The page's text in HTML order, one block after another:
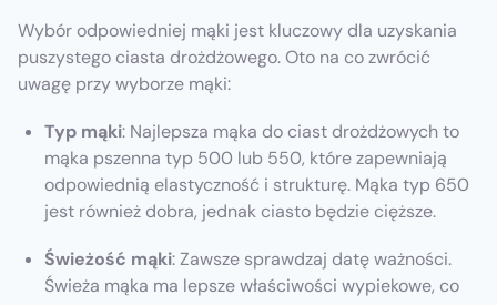
Wybór odpowiedniej mąki jest kluczowy dla uzyskania
puszystego ciasta drożdżowego. Oto na co zwrócić
uwagę przy wyborze mąki:
Typ mąki: Najlepsza mąka do ciast drożdżowych to
mąka pszenna typ 500 lub 550, które zapewniają
odpowiednią elastyczność i strukturę. Mąka typ 650
jest również dobra, jednak ciasto będzie cięższe.
Świeżość mąki: Zawsze sprawdzaj datę ważności.
Świeża mąka ma lepsze właściwości wypiekowe, co